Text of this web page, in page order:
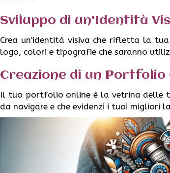
Sviluppo di un'Identità
Crea un'identità visiva che rifletta la
logo, colori e tipografie che saranno
Creazione di un Portfolio
Il tuo portfolio online è la vetrina delle
da navigare e che evidenzi i tuoi migliori